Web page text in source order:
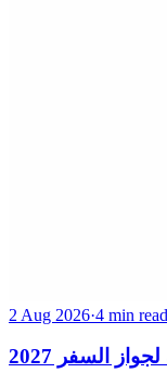
2 Aug 2026·4 min read
السفر 2027